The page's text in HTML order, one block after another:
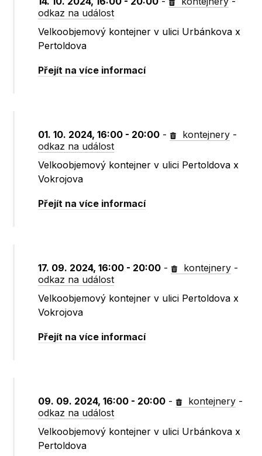
odkaz na událost
Velkoobjemový kontejner v ulici Urbánkova x
Pertoldova
Přejít na více informací
01. 10. 2024, 16:00 - 20:00 - kontejnery -
odkaz na událost
Velkoobjemový kontejner v ulici Pertoldova x
Vokrojova
Přejít na více informací
17. 09. 2024, 16:00 - 20:00 - kontejnery -
odkaz na událost
Velkoobjemový kontejner v ulici Pertoldova x
Vokrojova
Přejít na více informací
09. 09. 2024, 16:00 - 20:00 - kontejnery -
odkaz na událost
Velkoobjemový kontejner v ulici Urbánkova x
Pertoldova